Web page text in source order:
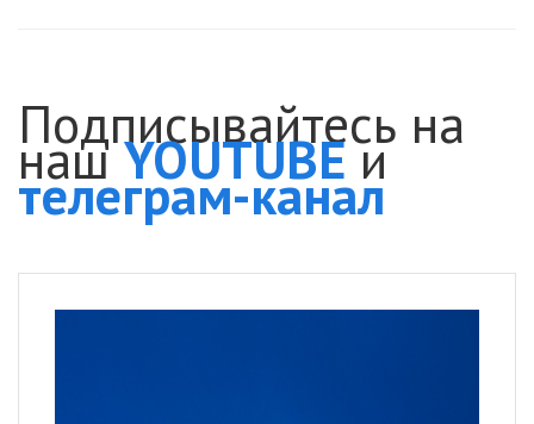
Подписывайтесь на
нашYOUTUBE и
телеграм-канал